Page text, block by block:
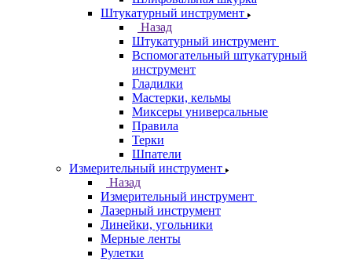
Штукатурный инструмент
Назад
Штукатурный инструмент
Вспомогательный штукатурный
инструмент
Гладилки
Мастерки, кельмы
Миксеры универсальные
Правила
Терки
Шпатели
Измерительный инструмент
Назад
Измерительный инструмент
Лазерный инструмент
Линейки, угольники
Мерные ленты
Рулетки